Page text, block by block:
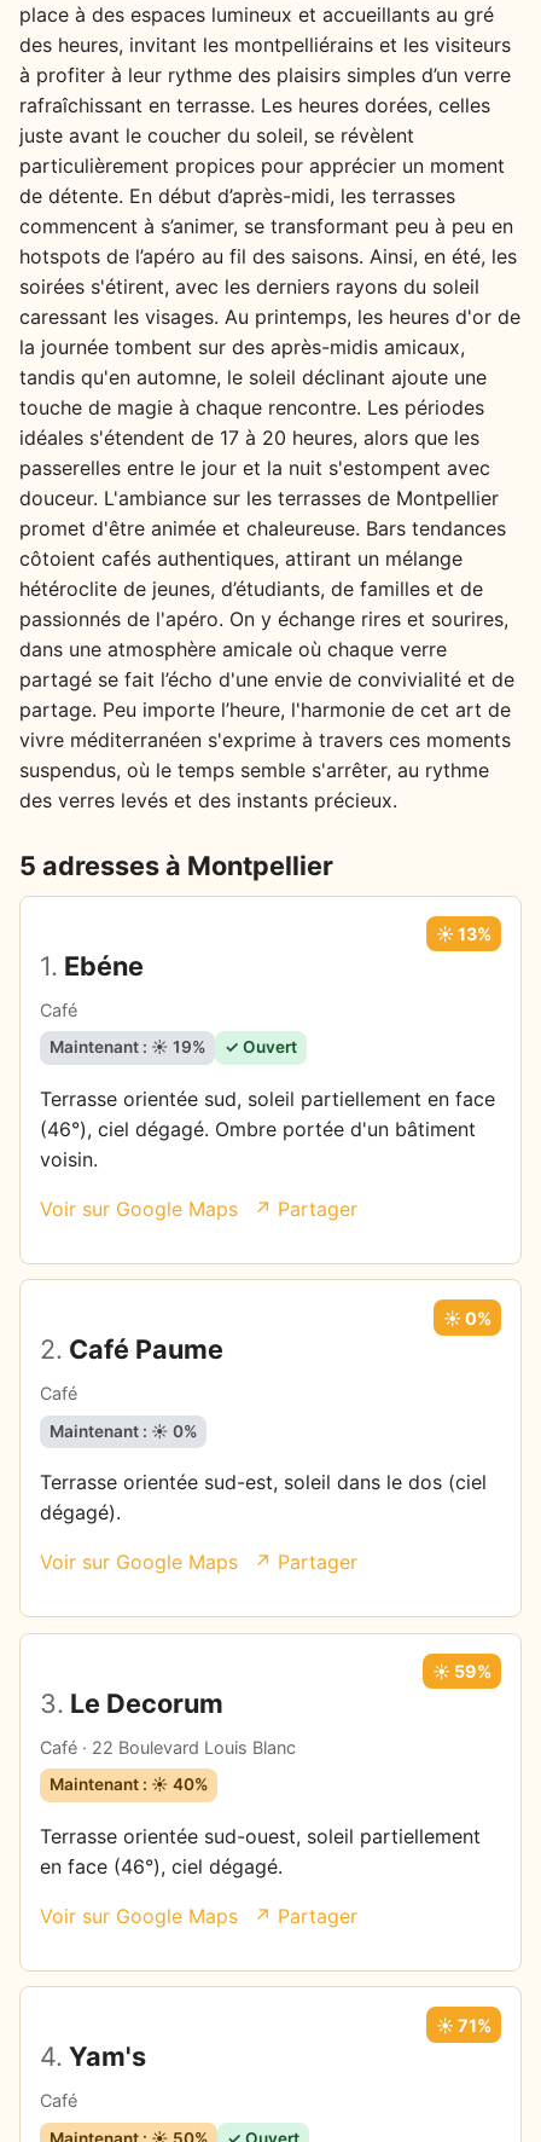
place à des espaces lumineux et accueillants au gré
des heures, invitant les montpelliérains et les visiteurs
à profiter à leur rythme des plaisirs simples d’un verre
rafraîchissant en terrasse. Les heures dorées, celles
juste avant le coucher du soleil, se révèlent
particulièrement propices pour apprécier un moment
de détente. En début d’après-midi, les terrasses
commencent à s’animer, se transformant peu à peu en
hotspots de l’apéro au fil des saisons. Ainsi, en été, les
soirées s'étirent, avec les derniers rayons du soleil
caressant les visages. Au printemps, les heures d'or de
la journée tombent sur des après-midis amicaux,
tandis qu'en automne, le soleil déclinant ajoute une
touche de magie à chaque rencontre. Les périodes
idéales s'étendent de 17 à 20 heures, alors que les
passerelles entre le jour et la nuit s'estompent avec
douceur. L'ambiance sur les terrasses de Montpellier
promet d'être animée et chaleureuse. Bars tendances
côtoient cafés authentiques, attirant un mélange
hétéroclite de jeunes, d’étudiants, de familles et de
passionnés de l'apéro. On y échange rires et sourires,
dans une atmosphère amicale où chaque verre
partagé se fait l’écho d'une envie de convivialité et de
partage. Peu importe l’heure, l'harmonie de cet art de
vivre méditerranéen s'exprime à travers ces moments
suspendus, où le temps semble s'arrêter, au rythme
des verres levés et des instants précieux.
5 adresses à Montpellier
1. Ebéne
Café
☀️ 13%
Maintenant : ☀️ 19% ✓ Ouvert
Terrasse orientée sud, soleil partiellement en face
(46°), ciel dégagé. Ombre portée d'un bâtiment
voisin.
Voir sur Google Maps ↗ Partager
2. Café Paume
Café
☀️ 0%
Maintenant : ☀️ 0%
Terrasse orientée sud-est, soleil dans le dos (ciel
dégagé).
Voir sur Google Maps ↗ Partager
3. Le Decorum
Café · 22 Boulevard Louis Blanc
☀️ 59%
Maintenant : ☀️ 40%
Terrasse orientée sud-ouest, soleil partiellement
en face (46°), ciel dégagé.
Voir sur Google Maps ↗ Partager
4. Yam's
Café
☀️ 71%